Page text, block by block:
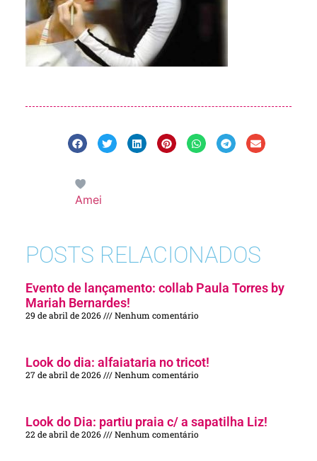
Amei
POSTS RELACIONADOS
Evento de lançamento: collab Paula Torres by
Mariah Bernardes!
29 de abril de 2026 Nenhum comentário
Look do dia: alfaiataria no tricot!
27 de abril de 2026 Nenhum comentário
Look do Dia: partiu praia c/ a sapatilha Liz!
22 de abril de 2026 Nenhum comentário